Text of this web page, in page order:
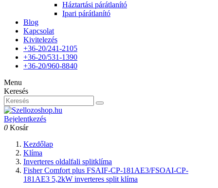
Háztartási párátlanító
Ipari párátlanító
Blog
Kapcsolat
Kivitelezés
+36-20/241-2105
+36-20/531-1390
+36-20/960-8840
Menu
Keresés
Bejelentkezés
0 Kosár
Kezdőlap
Klíma
Inverteres oldalfali splitklíma
Fisher Comfort plus FSAIF-CP-181AE3/FSOAI-CP-
181AE3 5,2kW inverteres split klíma